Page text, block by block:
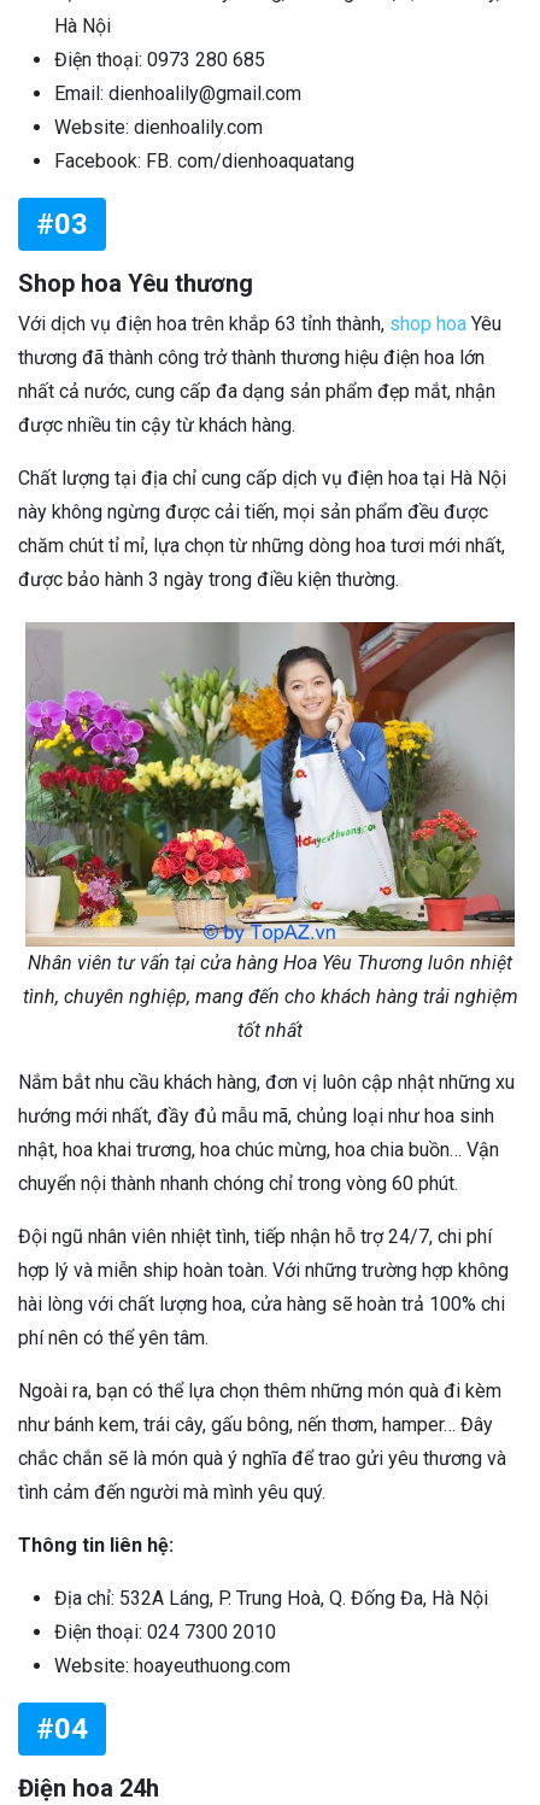
Hà Nội
Điện thoại: 0973 280 685
Email: dienhoalily@gmail.com
Website: dienhoalily.com
Facebook: FB. com/dienhoaquatang
#03
Shop hoa Yêu thương
Với dịch vụ điện hoa trên khắp 63 tỉnh thành, shop hoa Yêu
thương đã thành công trở thành thương hiệu điện hoa lớn
nhất cả nước, cung cấp đa dạng sản phẩm đẹp mắt, nhận
được nhiều tin cậy từ khách hàng.
Chất lượng tại địa chỉ cung cấp dịch vụ điện hoa tại Hà Nội
này không ngừng được cải tiến, mọi sản phẩm đều được
chăm chút tỉ mỉ, lựa chọn từ những dòng hoa tươi mới nhất,
được bảo hành 3 ngày trong điều kiện thường.
Nhân viên tư vấn tại cửa hàng Hoa Yêu Thương luôn nhiệt
tình, chuyên nghiệp, mang đến cho khách hàng trải nghiệm
tốt nhất
Nắm bắt nhu cầu khách hàng, đơn vị luôn cập nhật những xu
hướng mới nhất, đầy đủ mẫu mã, chủng loại như hoa sinh
nhật, hoa khai trương, hoa chúc mừng, hoa chia buồn… Vận
chuyển nội thành nhanh chóng chỉ trong vòng 60 phút.
Đội ngũ nhân viên nhiệt tình, tiếp nhận hỗ trợ 24/7, chi phí
hợp lý và miễn ship hoàn toàn. Với những trường hợp không
hài lòng với chất lượng hoa, cửa hàng sẽ hoàn trả 100% chi
phí nên có thể yên tâm.
Ngoài ra, bạn có thể lựa chọn thêm những món quà đi kèm
như bánh kem, trái cây, gấu bông, nến thơm, hamper… Đây
chắc chắn sẽ là món quà ý nghĩa để trao gửi yêu thương và
tình cảm đến người mà mình yêu quý.
Thông tin liên hệ:
Địa chỉ: 532A Láng, P. Trung Hoà, Q. Đống Đa, Hà Nội
Điện thoại: 024 7300 2010
Website: hoayeuthuong.com
#04
Điện hoa 24h